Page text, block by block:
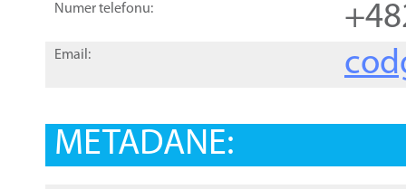
Numer telefonu:
Email:
METADANE: